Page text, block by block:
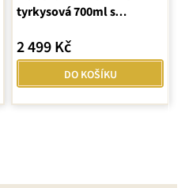
tyrkysová 700ml s
2 499 Kč
DO KOŠÍKU